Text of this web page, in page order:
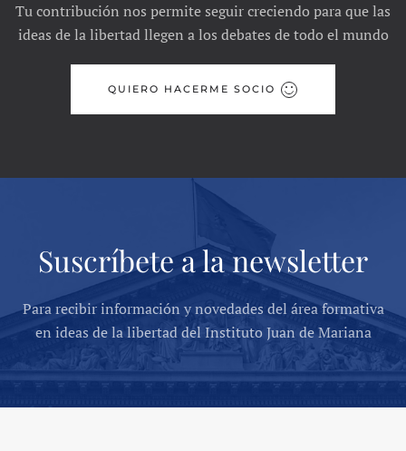
Tu contribución nos permite seguir creciendo para que las
ideas de la libertad llegen a los debates de todo el mundo
QUIERO HACERME SOCIO
Suscríbete a la newsletter
Para recibir información y novedades del área formativa
en ideas de la libertad del Instituto Juan de Mariana